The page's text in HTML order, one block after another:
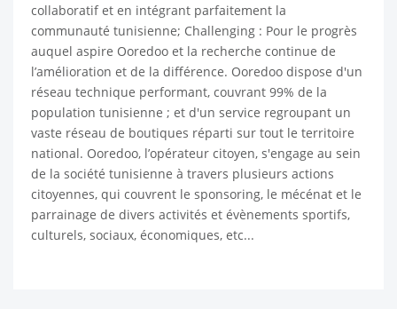
collaboratif et en intégrant parfaitement la
communauté tunisienne; Challenging : Pour le progrès
auquel aspire Ooredoo et la recherche continue de
l’amélioration et de la différence. Ooredoo dispose d'un
réseau technique performant, couvrant 99% de la
population tunisienne ; et d'un service regroupant un
vaste réseau de boutiques réparti sur tout le territoire
national. Ooredoo, l’opérateur citoyen, s'engage au sein
de la société tunisienne à travers plusieurs actions
citoyennes, qui couvrent le sponsoring, le mécénat et le
parrainage de divers activités et évènements sportifs,
culturels, sociaux, économiques, etc...